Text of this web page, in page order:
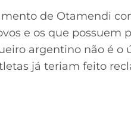
de Otamendi
e os que possuem
argentino não é o
já teriam feito